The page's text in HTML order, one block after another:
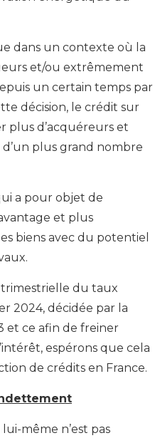
dans un contexte où la
et/ou extrêmement
un certain temps par
décision, le crédit sur
plus d’acquéreurs et
plus grand nombre
a pour objet de
et plus
biens avec du potentiel
trimestrielle du taux
2024, décidée par la
et ce afin de freiner
espérons que cela
de crédits en France.
même n’est pas